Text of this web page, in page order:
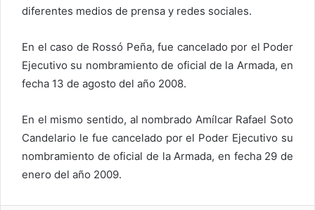
diferentes medios de prensa y redes sociales.
En el caso de Rossó Peña, fue cancelado por el Poder
Ejecutivo su nombramiento de oficial de la Armada, en
fecha 13 de agosto del año 2008.
En el mismo sentido, al nombrado Amílcar Rafael Soto
Candelario le fue cancelado por el Poder Ejecutivo su
nombramiento de oficial de la Armada, en fecha 29 de
enero del año 2009.